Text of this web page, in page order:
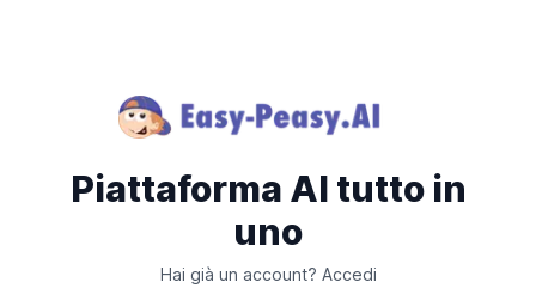
Piattaforma AI tutto in
uno
Hai già un account? Accedi